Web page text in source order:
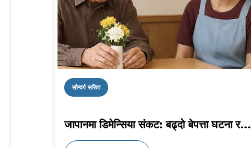
सौन्दर्य सरिता
जापानमा डिमेन्सिया संकट: बढ्दो बेपत्ता घटना र...